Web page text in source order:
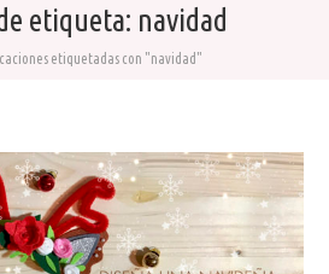
etiqueta: navidad
etiquetadas con "navidad"